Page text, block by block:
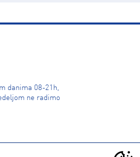
danima 08-21h,
ne radimo